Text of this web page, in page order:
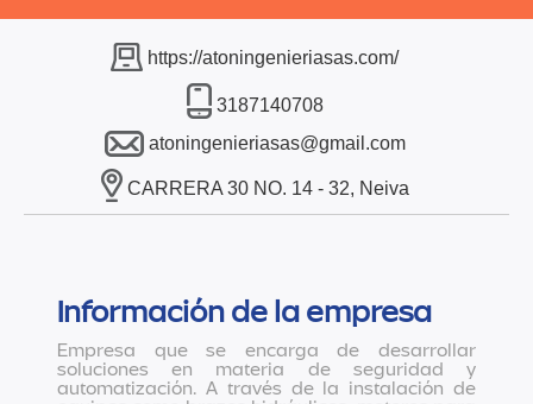
https://atoningenieriasas.com/
3187140708
atoningenieriasas@gmail.com
CARRERA 30 NO. 14 - 32, Neiva
Información de la empresa
Empresa que se encarga de desarrollar
soluciones en materia de seguridad y
automatización. A través de la instalación de